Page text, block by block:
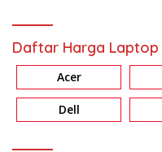
Daftar Harga Laptop
Acer
Dell